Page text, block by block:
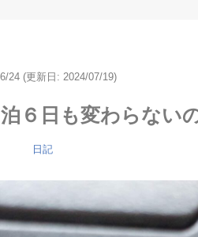
24 (更新日: 2024/07/19)
６日も変わらない
日記